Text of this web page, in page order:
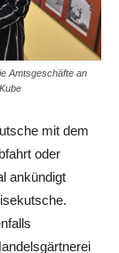
Amtsgeschäfte an
mit dem
oder
ankündigt